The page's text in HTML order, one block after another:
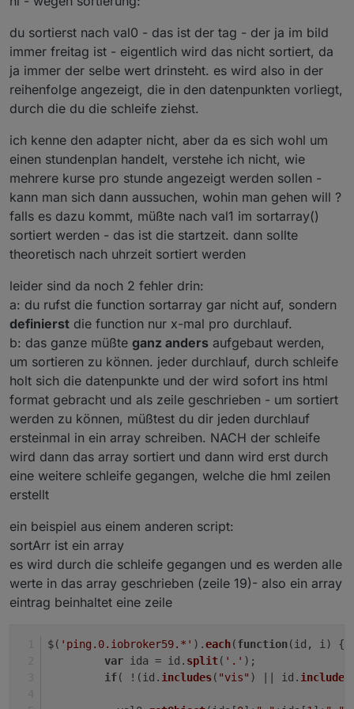
const htmlZentriert='< center> '
const htmlStart=    "<!DOCTYPE html><html lang
                   "
<style> * {  margin: 0;}
" p {padding-top: 10px;
// " div { margin: 0 auto;
" td {
" table { width: "+weite+";
"td:nth-child(1) {width:
                   "
</style></head> <body
//const htmlUeber=    "<p style =\" color:"+
const htmlTabStyle= "<table bordercolor= \""+
                      ";
font-family:"+
const htmlTabUeber1="<tr height=\ ""+
const htmlTabUeber3="</ tr>";
//NICHTS ÄNDERN - abhängig von den oben
var htmlTabUeber2="<td width=
var htmlTabUeber2_1=" <td width=
                   "
&ensp;</td ><td align=
                   "
&ensp;</td><td align=
var htmlOut="";
var val1; var val2; var val0; var val3; var
var htmlTabUeber="";
function writeHTML(){
counter=-1;
htmlTabUeber="";
var htmlFeld7='Status';        var
//-----------------------------------
//hier werden die styles für die tabelle
let   htmlUberschrift=false;
let   htmlSignature=true;
const htmlFeldUeber='Stundenplan';
const htmlFarbUber="white";
const htmlSchriftWeite="normal";
const htmlÜberFontGroesse="18px";
//MEHRERE TABELLEN NEBENEINANDER
let   mehrfachTabelle=1;
const farbetrennungsLinie="white";
const htmlFarbZweiteTabelle="white";
const
//ÜBERSCHRIFT SPALTEN
const UeberSchriftHöhe="35";
const LinieUnterUeberschrift="2";
const farbeLinieUnterUeberschrift="white";
const groesseUeberschrift=16;
const UeberschriftStyle="normal"
//GANZE TABELLE
let abstandZelle="1";
let farbeUngeradeZeilen="#000000";
let farbeGeradeZeilen="#151515";
let zentriert=true;
const backgroundAll="#000000";
const htmlSchriftart="Helvetica";
const htmlSchriftgroesse="14px";
//FELDER UND RAHMEN
let   UeberschriftSpalten=true;
const
const
const
const htmlFarbTableBorderColor="grey";
let htmlRahmenLinien="cols";
du sortierst nach val0 - das ist der tag - der ja im bild
immer freitag ist - eigentlich wird das nicht sortiert, da
ja immer der selbe wert drinsteht. es wird also in der
reihenfolge angezeigt, die in den datenpunkten vorliegt,
durch die du die schleife ziehst.
ich kenne den adapter nicht, aber da es sich wohl um
einen stundenplan handelt, verstehe ich nicht, wie
mehrere kurse pro stunde angezeigt werden sollen -
kann man sich dann aussuchen, wohin man gehen will ?
falls es dazu kommt, müßte nach val1 im sortarray()
sortiert werden - das ist die startzeit. dann sollte
theoretisch nach uhrzeit sortiert werden
leider sind da noch 2 fehler drin:
a: du rufst die function sortarray gar nicht auf, sondern
definierst die function nur x-mal pro durchlauf.
b: das ganze müßte ganz anders aufgebaut werden,
um sortieren zu können. jeder durchlauf, durch schleife
holt sich die datenpunkte und der wird sofort ins html
format gebracht und als zeile geschrieben - um sortiert
werden zu können, müßtest du dir jeden durchlauf
ersteinmal in ein array schreiben. NACH der schleife
wird dann das array sortiert und dann wird erst durch
eine weitere schleife gegangen, welche die hml zeilen
erstellt
ein beispiel aus einem anderen script:
sortArr ist ein array
es wird durch die schleife gegangen und es werden alle
werte in das array geschrieben (zeile 19)- also ein array
eintrag beinhaltet eine zeile
$( 'ping.0.iobroker59.*' ).each(function(id, i
var ida = id. split( '.' );
if( !(id. includes( "vis" ) || id. includes